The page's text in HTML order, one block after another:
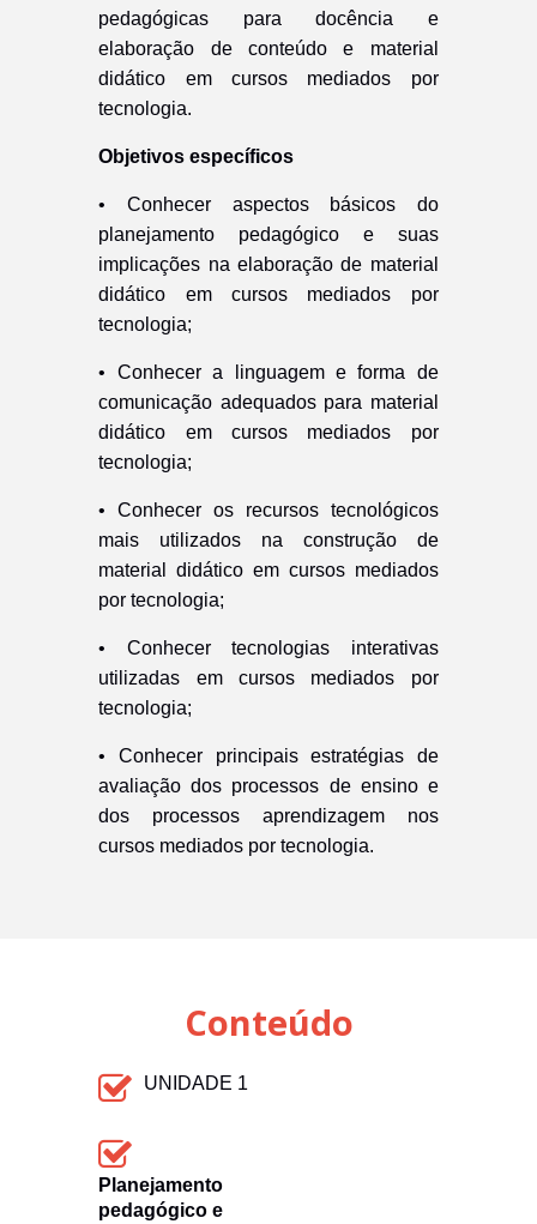
pedagógicas para docência e
elaboração de conteúdo e material
didático em cursos mediados por
tecnologia.
Objetivos específicos
• Conhecer aspectos básicos do
planejamento pedagógico e suas
implicações na elaboração de material
didático em cursos mediados por
tecnologia;
• Conhecer a linguagem e forma de
comunicação adequados para material
didático em cursos mediados por
tecnologia;
•Conhecer os recursos tecnológicos
mais utilizados na construção de
material didático em cursos mediados
por tecnologia;
• Conhecer tecnologias interativas
utilizadas em cursos mediados por
tecnologia;
• Conhecer principais estratégias de
avaliação dos processos de ensino e
dos processos aprendizagem nos
cursos mediados por tecnologia.
Conteúdo
UNIDADE 1
Planejamento
pedagógico e